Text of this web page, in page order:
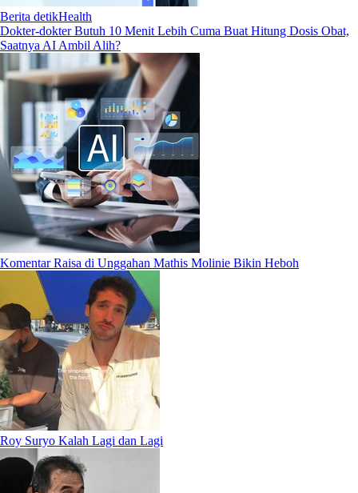
Berita detikHealth
Dokter-dokter Butuh 10 Menit Lebih Cuma Buat Hitung Dosis Obat,
Saatnya AI Ambil Alih?
Komentar Raisa di Unggahan Mathis Molinie Bikin Heboh
Roy Suryo Kalah Lagi dan Lagi